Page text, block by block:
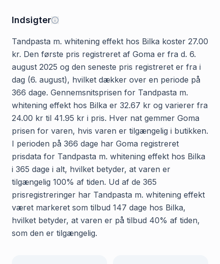
Indsigter
Tandpasta m. whitening effekt hos Bilka koster 27.00
kr. Den første pris registreret af Goma er fra d. 6.
august 2025 og den seneste pris registreret er fra i
dag (6. august), hvilket dækker over en periode på
366 dage. Gennemsnitsprisen for Tandpasta m.
whitening effekt hos Bilka er 32.67 kr og varierer fra
24.00 kr til 41.95 kr i pris. Hver nat gemmer Goma
prisen for varen, hvis varen er tilgængelig i butikken.
I perioden på 366 dage har Goma registreret
prisdata for Tandpasta m. whitening effekt hos Bilka
i 365 dage i alt, hvilket betyder, at varen er
tilgængelig 100% af tiden. Ud af de 365
prisregistreringer har Tandpasta m. whitening effekt
været markeret som tilbud 147 dage hos Bilka,
hvilket betyder, at varen er på tilbud 40% af tiden,
som den er tilgængelig.